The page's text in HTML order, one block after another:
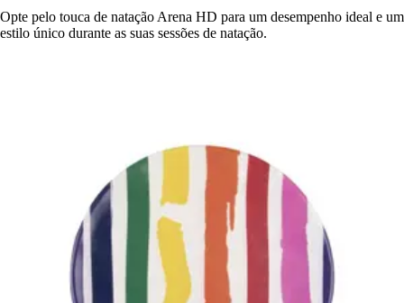
Opte pelo touca de natação Arena HD para um desempenho ideal e um
estilo único durante as suas sessões de natação.